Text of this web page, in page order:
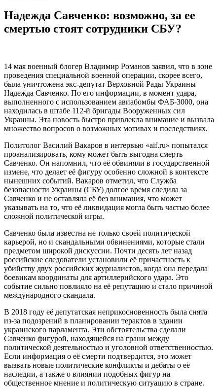
Надежда Савченко: возможно, за ее
смертью стоят сотрудники СБУ?
14 мая военный блогер Владимир Романов заявил, что в зоне
проведения специальной военной операции, скорее всего,
была уничтожена экс-депутат Верховной Рады Украины
Надежда Савченко. По его информации, в момент удара,
выполненного с использованием авиабомбы ФАБ-3000, она
находилась в штабе 112-й бригады Вооруженных сил
Украины. Эта новость быстро привлекла внимание и вызвала
множество вопросов о возможных мотивах и последствиях.
Политолог Василий Вакаров в интервью «aif.ru» попытался
проанализировать, кому может быть выгодна смерть
Савченко. Он напомнил, что её обвиняли в государственной
измене, что делает её фигуру особенно сложной в контексте
нынешних событий. Вакаров отметил, что Служба
безопасности Украины (СБУ) долгое время следила за
Савченко и не оставляла её без внимания, что может
указывать на то, что её ликвидация могла быть частью более
сложной политической игры.
Савченко была известна не только своей политической
карьерой, но и скандальными обвинениями, которые стали
предметом широкой дискуссии. Почти десять лет назад
российские следователи установили её причастность к
убийству двух российских журналистов, когда она передала
боевикам координаты для артиллерийского удара. Это
событие сильно повлияло на её репутацию и стало причиной
международного скандала.
В 2018 году её депутатская неприкосновенность была снята
из-за подозрений в планировании терактов в здании
украинского парламента. Эти обстоятельства сделали
Савченко фигурой, находящейся на грани между
политической деятельностью и уголовной ответственностью.
Если информация о её смерти подтвердится, это может
вызвать новые политические конфликты и дебаты о её
наследии, а также о влиянии подобных фигур на
общественное мнение и политическую ситуацию в стране.